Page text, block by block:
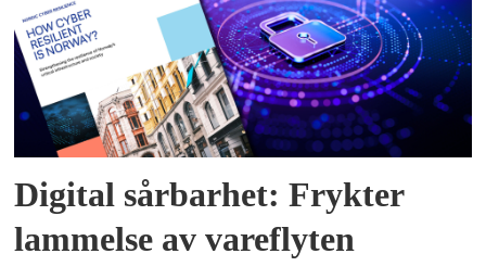
Digital sårbarhet: Frykter
lammelse av vareflyten